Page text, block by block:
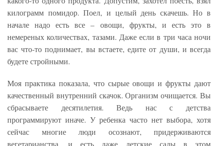
килограмм помидор. Поел, и целый день скачешь. Но в
начале надо есть все – овощи, фрукты, и есть это в
немереных количествах, тазами. Даже если в три часа ночи
вас что-то поднимает, вы встаете, едите от души, и всегда
будете стройными.
Моя практика показала, что сырые овощи и фрукты дают
качественный внутренний скачок. Организм очищается. Вы
сбрасываете десятилетия. Ведь нас с детства
программируют иначе. У ребенка часто нет выбора, хотя
сейчас многие люди осознают, придерживаются
вегетарианства, и есть даже детские сады в этом